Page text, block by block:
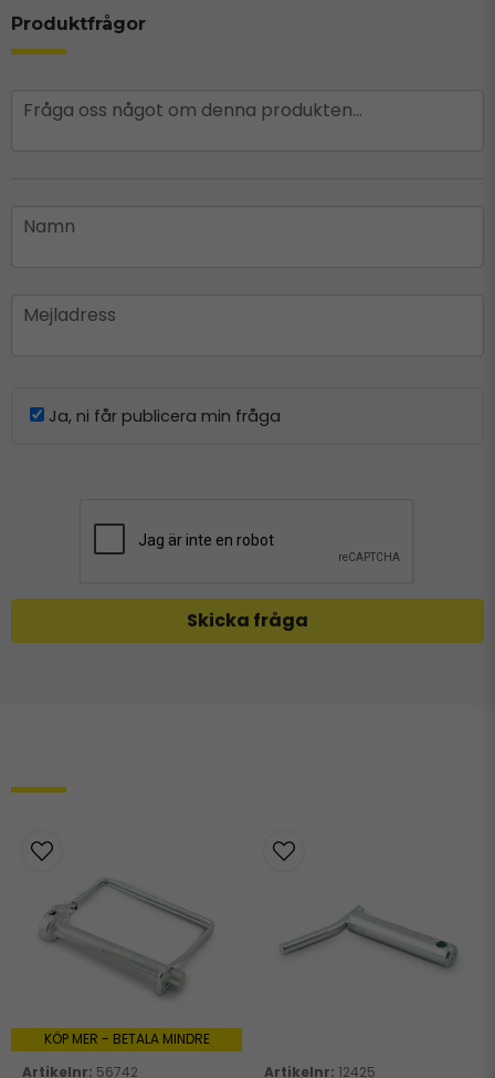
Produktfrågor
question
Fråga oss något om denna produkten...
name
Namn
email
Mejladress
Ja, ni får publicera min fråga
Skicka fråga
KÖP MER - BETALA MINDRE
56742
12425